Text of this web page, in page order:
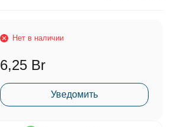
Нет в наличии
6,25 Br
Уведомить